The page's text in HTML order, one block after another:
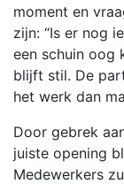
moment en
zijn: “Is er nog
een schuin oog
blijft stil. De
het werk dan
Door gebrek
juiste opening
Medewerkers